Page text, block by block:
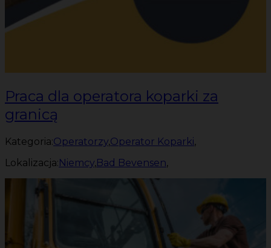
Praca dla operatora koparki za
granicą
Kategoria:Operatorzy,Operator Koparki,
Lokalizacja: Niemcy,Bad Bevensen,